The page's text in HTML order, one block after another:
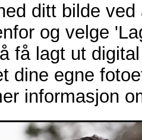
ditt bilde
og velge
få lagt ut
dine egne
informasjon